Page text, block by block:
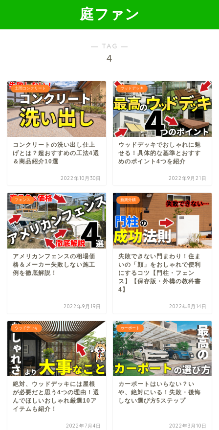
庭ファン
― TAG ―
4
土間コンクリート
コンクリートの洗い出し仕上
げとは？超おすすめの工法4選
＆商品紹介10選
2022年10月30日
ウッドデッキ
ウッドデッキでおしゃれに魅
せる！具体的な基準とおすす
めのポイント4つを紹介
2022年9月21日
フェンス
アメリカンフェンスの相場価
格＆メーカー失敗しない施工
例を徹底解説！
2022年9月19日
新築外構
失敗できない門まわり！住ま
いの「顔」をおしゃれで便利
にするコツ【門柱・フェン
ス】【保存版・外構の教科書
4】
2022年8月14日
ウッドデッキ
絶対、ウッドデッキには屋根
が必要だと思う4つの理由！選
んでほしいおしゃれ厳選10ア
イテムも紹介！
2022年7月4日
カーポート
カーポートはいらない？い
や、絶対にいる！失敗・後悔
しない選び方5ステップ
2022年3月10日